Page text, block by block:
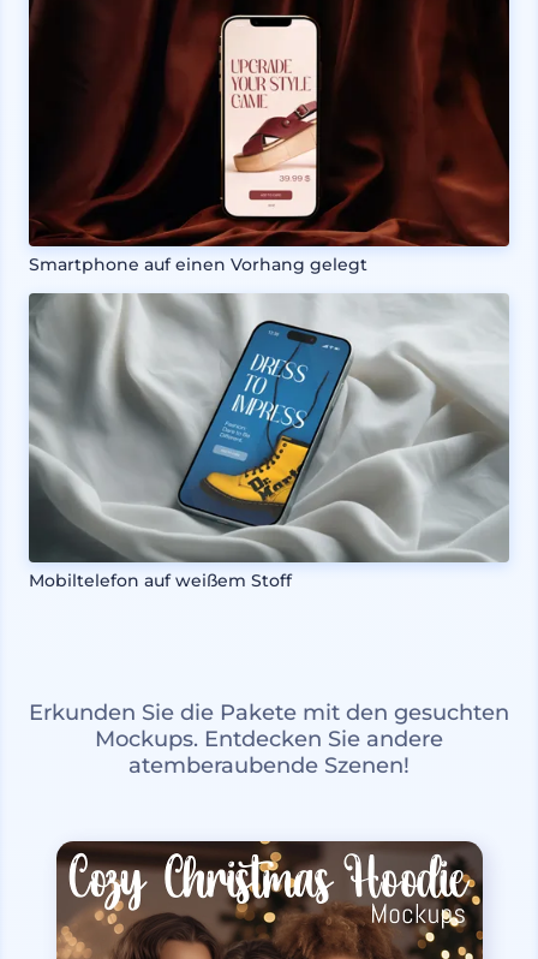
Smartphone auf einen Vorhang gelegt
Mobiltelefon auf weißem Stoff
Erkunden Sie die Pakete mit den gesuchten
Mockups. Entdecken Sie andere
atemberaubende Szenen!